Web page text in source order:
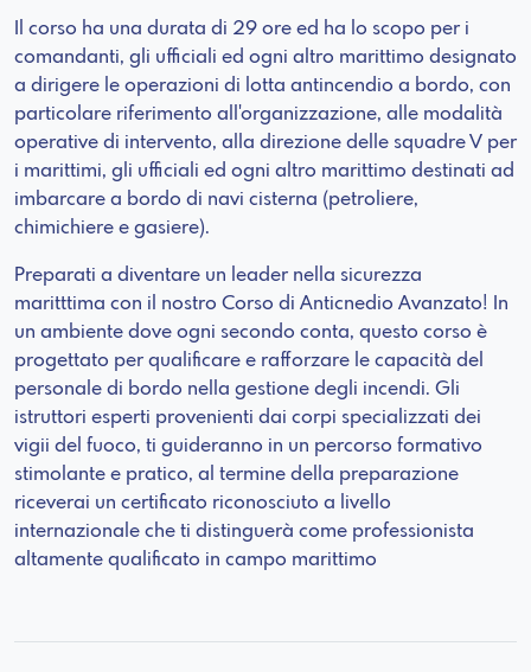
Il corso ha una durata di 29 ore ed ha lo scopo per i
comandanti, gli ufficiali ed ogni altro marittimo designato
a dirigere le operazioni di lotta antincendio a bordo, con
particolare riferimento all'organizzazione, alle modalità
operative di intervento, alla direzione delle squadre V per
i marittimi, gli ufficiali ed ogni altro marittimo destinati ad
imbarcare a bordo di navi cisterna (petroliere,
chimichiere e gasiere).
Preparati a diventare un leader nella sicurezza
maritttima con il nostro Corso di Anticnedio Avanzato! In
un ambiente dove ogni secondo conta, questo corso è
progettato per qualificare e rafforzare le capacità del
personale di bordo nella gestione degli incendi. Gli
istruttori esperti provenienti dai corpi specializzati dei
vigii del fuoco, ti guideranno in un percorso formativo
stimolante e pratico, al termine della preparazione
riceverai un certificato riconosciuto a livello
internazionale che ti distinguerà come professionista
altamente qualificato in campo marittimo